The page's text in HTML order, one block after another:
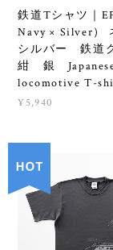
鉄道Tシャツ｜
Navy × Silver）
シルバー 鉄
紺 銀
locomotive T-
¥5,940